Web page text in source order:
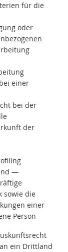
für die
oder
einer
bei der
der
—
sowie die
einer
Person
ein Drittland